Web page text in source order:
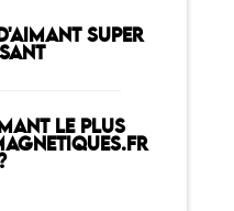
SUPER
LE PLUS
?